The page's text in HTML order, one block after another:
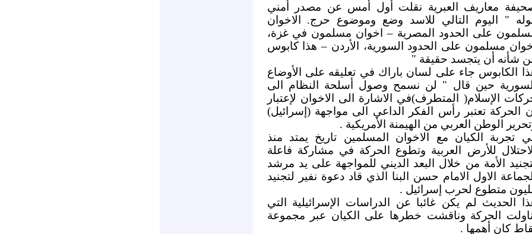
معاريف العبرية نقلت أول أمس عن مصدر أمني
" اليوم التالي للاسد وضع وموضوع حرج. الاخوان
على الحدود المصرية – اخوان مسلمون في غزة،
مسلمون على الحدود السورية، الأردن – هذا كابوس
شأنه أن يتجسد حقيقة "
الكابوس جاء على لسان باراك في تعليقه على الأوضاع
السورية حين قال " لن نسمح وصول أسلحة النظام الى
الإسلام( المتطرف)في الاشارة الى الاخوان لإعتبار
الحركة تعتبر رأس الفكر الداعي الى مواجهة (إسرائيل)
الوطن العربي من الهيمنة الأمريكية .
تجربة الكيان مع الاخوان المسلمين تاريخ يمتد منذ
الاحتلال للأرض العربية وتطوع الحركة في مشاركة فاعلة
الأمة من خلال البعد الديني للمواجهة على يد مرشد
الجماعة الاول الامام حسن البنا الذي قاد دعوة نفير لتجنيد
متطوع لحرب إسرائيل .
الحديث لم يكن غائبا عن الدراسات الإسرائيلية التي
الحركة وناقشت خطرها على الكيان عبر مجموعة
كان أهمها .